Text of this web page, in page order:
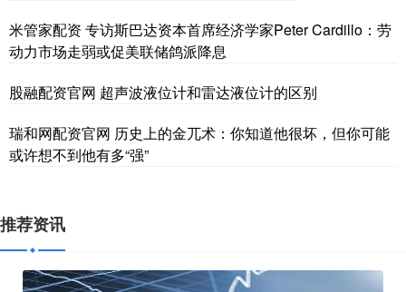
米管家配资 专访斯巴达资本首席经济学家Peter Cardillo：劳
动力市场走弱或促美联储鸽派降息
股融配资官网 超声波液位计和雷达液位计的区别
瑞和网配资官网 历史上的金兀术：你知道他很坏，但你可能
或许想不到他有多“强”
推荐资讯